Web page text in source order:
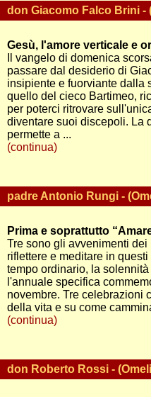
don Giacomo Falco Brini -
Gesù, l'amore verticale e
Il vangelo di domenica
passare dal desiderio di
insipiente e fuorviante dalla
quello del cieco Bartimeo,
per poterci ritrovare
diventare suoi discepoli. La
permette a ...
(continua)
padre Antonio Rungi -
Prima e soprattutto
Tre sono gli avvenimenti
riflettere e meditare in
tempo ordinario, la
l'annuale specifica
novembre. Tre celebrazioni
della vita e su come
(continua)
don Roberto Rossi -